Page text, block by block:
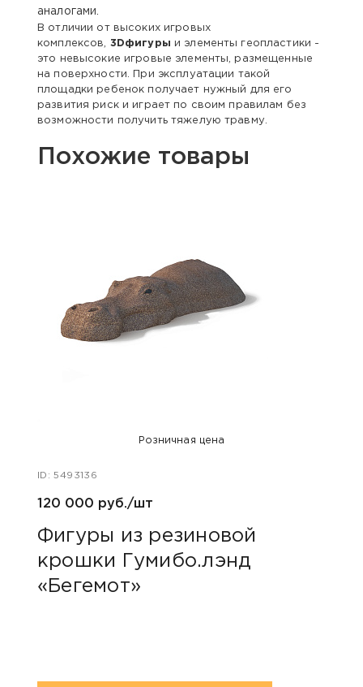
аналогами.
В отличии от высоких игровых
комплексов, 3Dфигуры и элементы геопластики -
это невысокие игровые элементы, размещенные
на поверхности. При эксплуатации такой
площадки ребенок получает нужный для его
развития риск и играет по своим правилам без
возможности получить тяжелую травму.
Похожие товары
Розничная цена
ID: 5493136
120 000 руб./шт
Фигуры из резиновой
крошки Гумибо.лэнд
«Бегемот»